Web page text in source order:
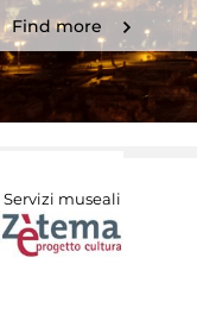
Find more
Servizi museali